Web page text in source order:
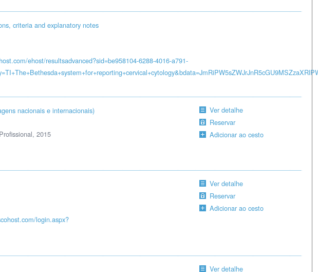
criteria and explanatory notes
ehost/resultsadvanced?sid=be958104-6288-4016-a791-
nacionais e internacionais)
2015
Ver detalhe
Reservar
Adicionar ao cesto
login.aspx?
Ver detalhe
Reservar
Adicionar ao cesto
Ver detalhe